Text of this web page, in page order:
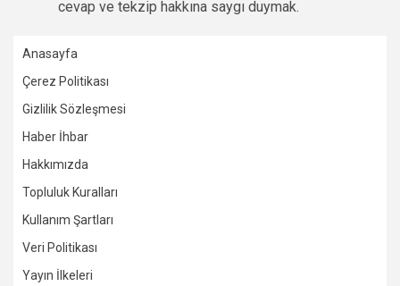
cevap ve tekzip hakkına saygı duymak.
Anasayfa
Çerez Politikası
Gizlilik Sözleşmesi
Haber İhbar
Hakkımızda
Topluluk Kuralları
Kullanım Şartları
Veri Politikası
Yayın İlkeleri